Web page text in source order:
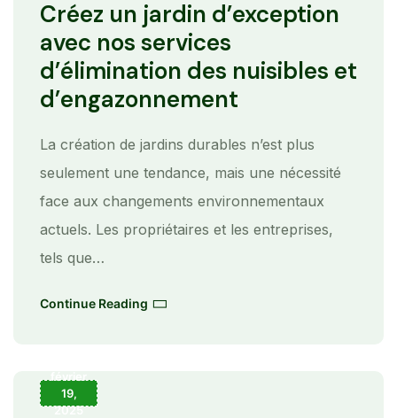
Créez un jardin d’exception
avec nos services
d’élimination des nuisibles et
d’engazonnement
La création de jardins durables n’est plus
seulement une tendance, mais une nécessité
face aux changements environnementaux
actuels. Les propriétaires et les entreprises,
tels que…
Continue Reading
19,
2025